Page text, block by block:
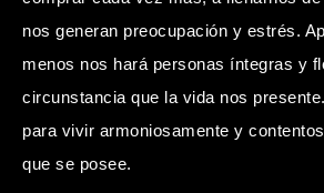
nos generan preocupación y estrés.
menos nos hará personas íntegras y
circunstancia que la vida nos
para vivir armoniosamente y
que se posee.